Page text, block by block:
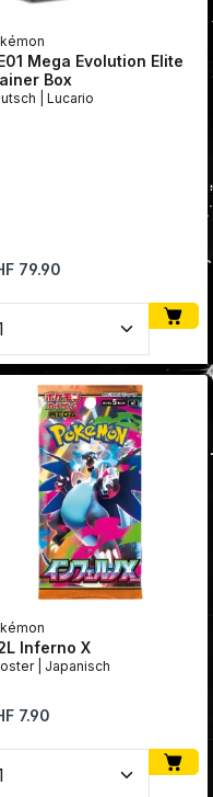
Wert ein
Mega Evolution Elite
Box
Deutsch | Lucario
Preis:
79.90
Anzahl: Gib
Wert ein
Inferno X
Booster | Japanisch
Preis:
7.90
Anzahl: Gib